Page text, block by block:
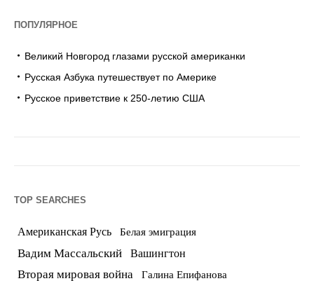
ПОПУЛЯРНОЕ
Великий Новгород глазами русской американки
Русская Азбука путешествует по Америке
Русское приветствие к 250-летию США
TOP SEARCHES
Американская Русь Белая эмиграция
Вадим Массальский Вашингтон
Вторая мировая война Галина Епифанова